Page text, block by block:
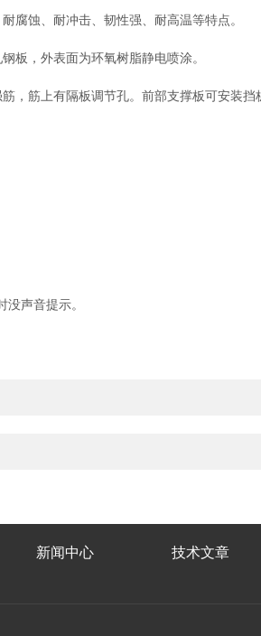
蚀、耐冲击、韧性强、耐高温等特点。
，外表面为环氧树脂静电喷涂。
筋上有隔板调节孔。前部支撑板可安装挡
声音提示。
新闻中心 技术文章